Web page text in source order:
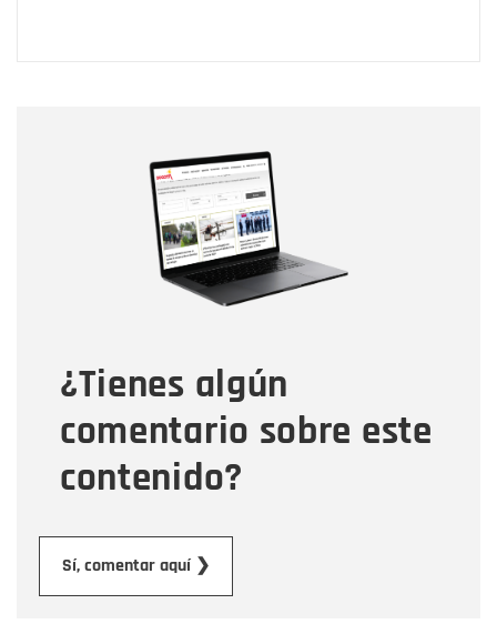
¿Tienes algún
comentario sobre este
contenido?
Sí, comentar aquí ❯
Correo electrónico
Tipo de comentario
Mensaje